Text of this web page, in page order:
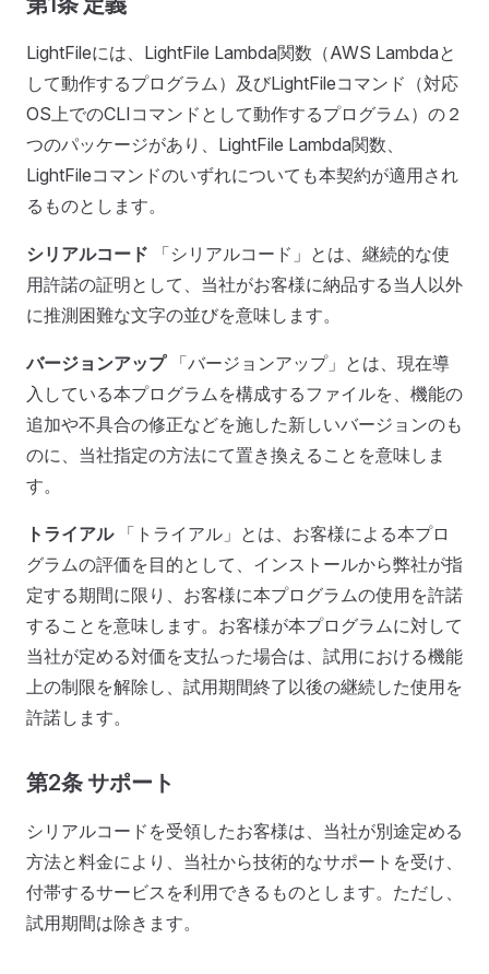
LightFileには、LightFile Lambda関数（AWS Lambdaと
して動作するプログラム）及びLightFileコマンド（対応
OS上でのCLIコマンドとして動作するプログラム）の２
つのパッケージがあり、LightFile Lambda関数、
LightFileコマンドのいずれについても本契約が適用され
るものとします。
シリアルコード 「シリアルコード」とは、継続的な使
用許諾の証明として、当社がお客様に納品する当人以外
に推測困難な文字の並びを意味します。
バージョンアップ「バージョンアップ」とは、現在導
入している本プログラムを構成するファイルを、機能の
追加や不具合の修正などを施した新しいバージョンのも
のに、当社指定の方法にて置き換えることを意味しま
す。
トライアル「トライアル」とは、お客様による本プロ
グラムの評価を目的として、インストールから弊社が指
定する期間に限り、お客様に本プログラムの使用を許諾
することを意味します。お客様が本プログラムに対して
当社が定める対価を支払った場合は、試用における機能
上の制限を解除し、試用期間終了以後の継続した使用を
許諾します。
第2条 サポート
シリアルコードを受領したお客様は、当社が別途定める
方法と料金により、当社から技術的なサポートを受け、
付帯するサービスを利用できるものとします。ただし、
試用期間は除きます。